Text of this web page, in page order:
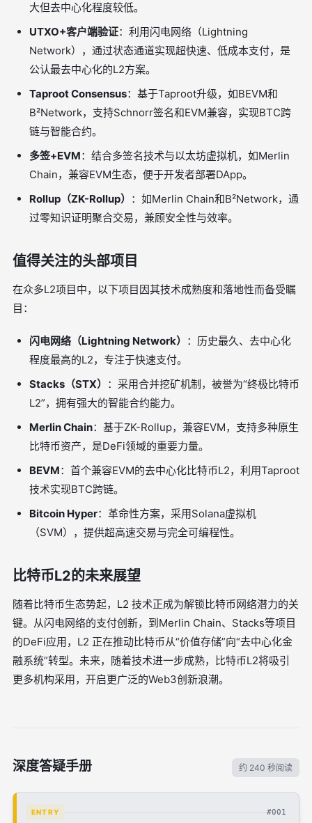
大但去中心化程度较低。
UTXO+客户端验证：利用闪电网络（Lightning
Network），通过状态通道实现超快速、低成本支付，是
公认最去中心化的L2方案。
Taproot Consensus：基于Taproot升级，如BEVM和
B²Network，支持Schnorr签名和EVM兼容，实现BTC跨
链与智能合约。
多签+EVM：结合多签名技术与以太坊虚拟机，如Merlin
Chain，兼容EVM生态，便于开发者部署DApp。
Rollup（ZK-Rollup） ：如Merlin Chain和B²Network，通
过零知识证明聚合交易，兼顾安全性与效率。
值得关注的头部项目
在众多L2项目中，以下项目因其技术成熟度和落地性而备受瞩
目：
闪电网络（Lightning Network） ：历史最久、去中心化
程度最高的L2，专注于快速支付。
Stacks（STX） ：采用合并挖矿机制，被誉为“终极比特币
L2”，拥有强大的智能合约能力。
Merlin Chain：基于ZK-Rollup，兼容EVM，支持多种原生
比特币资产，是DeFi领域的重要力量。
BEVM：首个兼容EVM的去中心化比特币L2，利用Taproot
技术实现BTC跨链。
Bitcoin Hyper：革命性方案，采用Solana虚拟机
（SVM），提供超高速交易与完全可编程性。
比特币L2的未来展望
随着比特币生态势起，L2 技术正成为解锁比特币网络潜力的关
键。从闪电网络的支付创新，到Merlin Chain、Stacks等项目
的DeFi应用，L2 正在推动比特币从“价值存储”向“去中心化金
融系统”转型。未来，随着技术进一步成熟，比特币L2将吸引
更多机构采用，开启更广泛的Web3创新浪潮。
深度答疑手册 约 240 秒阅读
ENTRY #001